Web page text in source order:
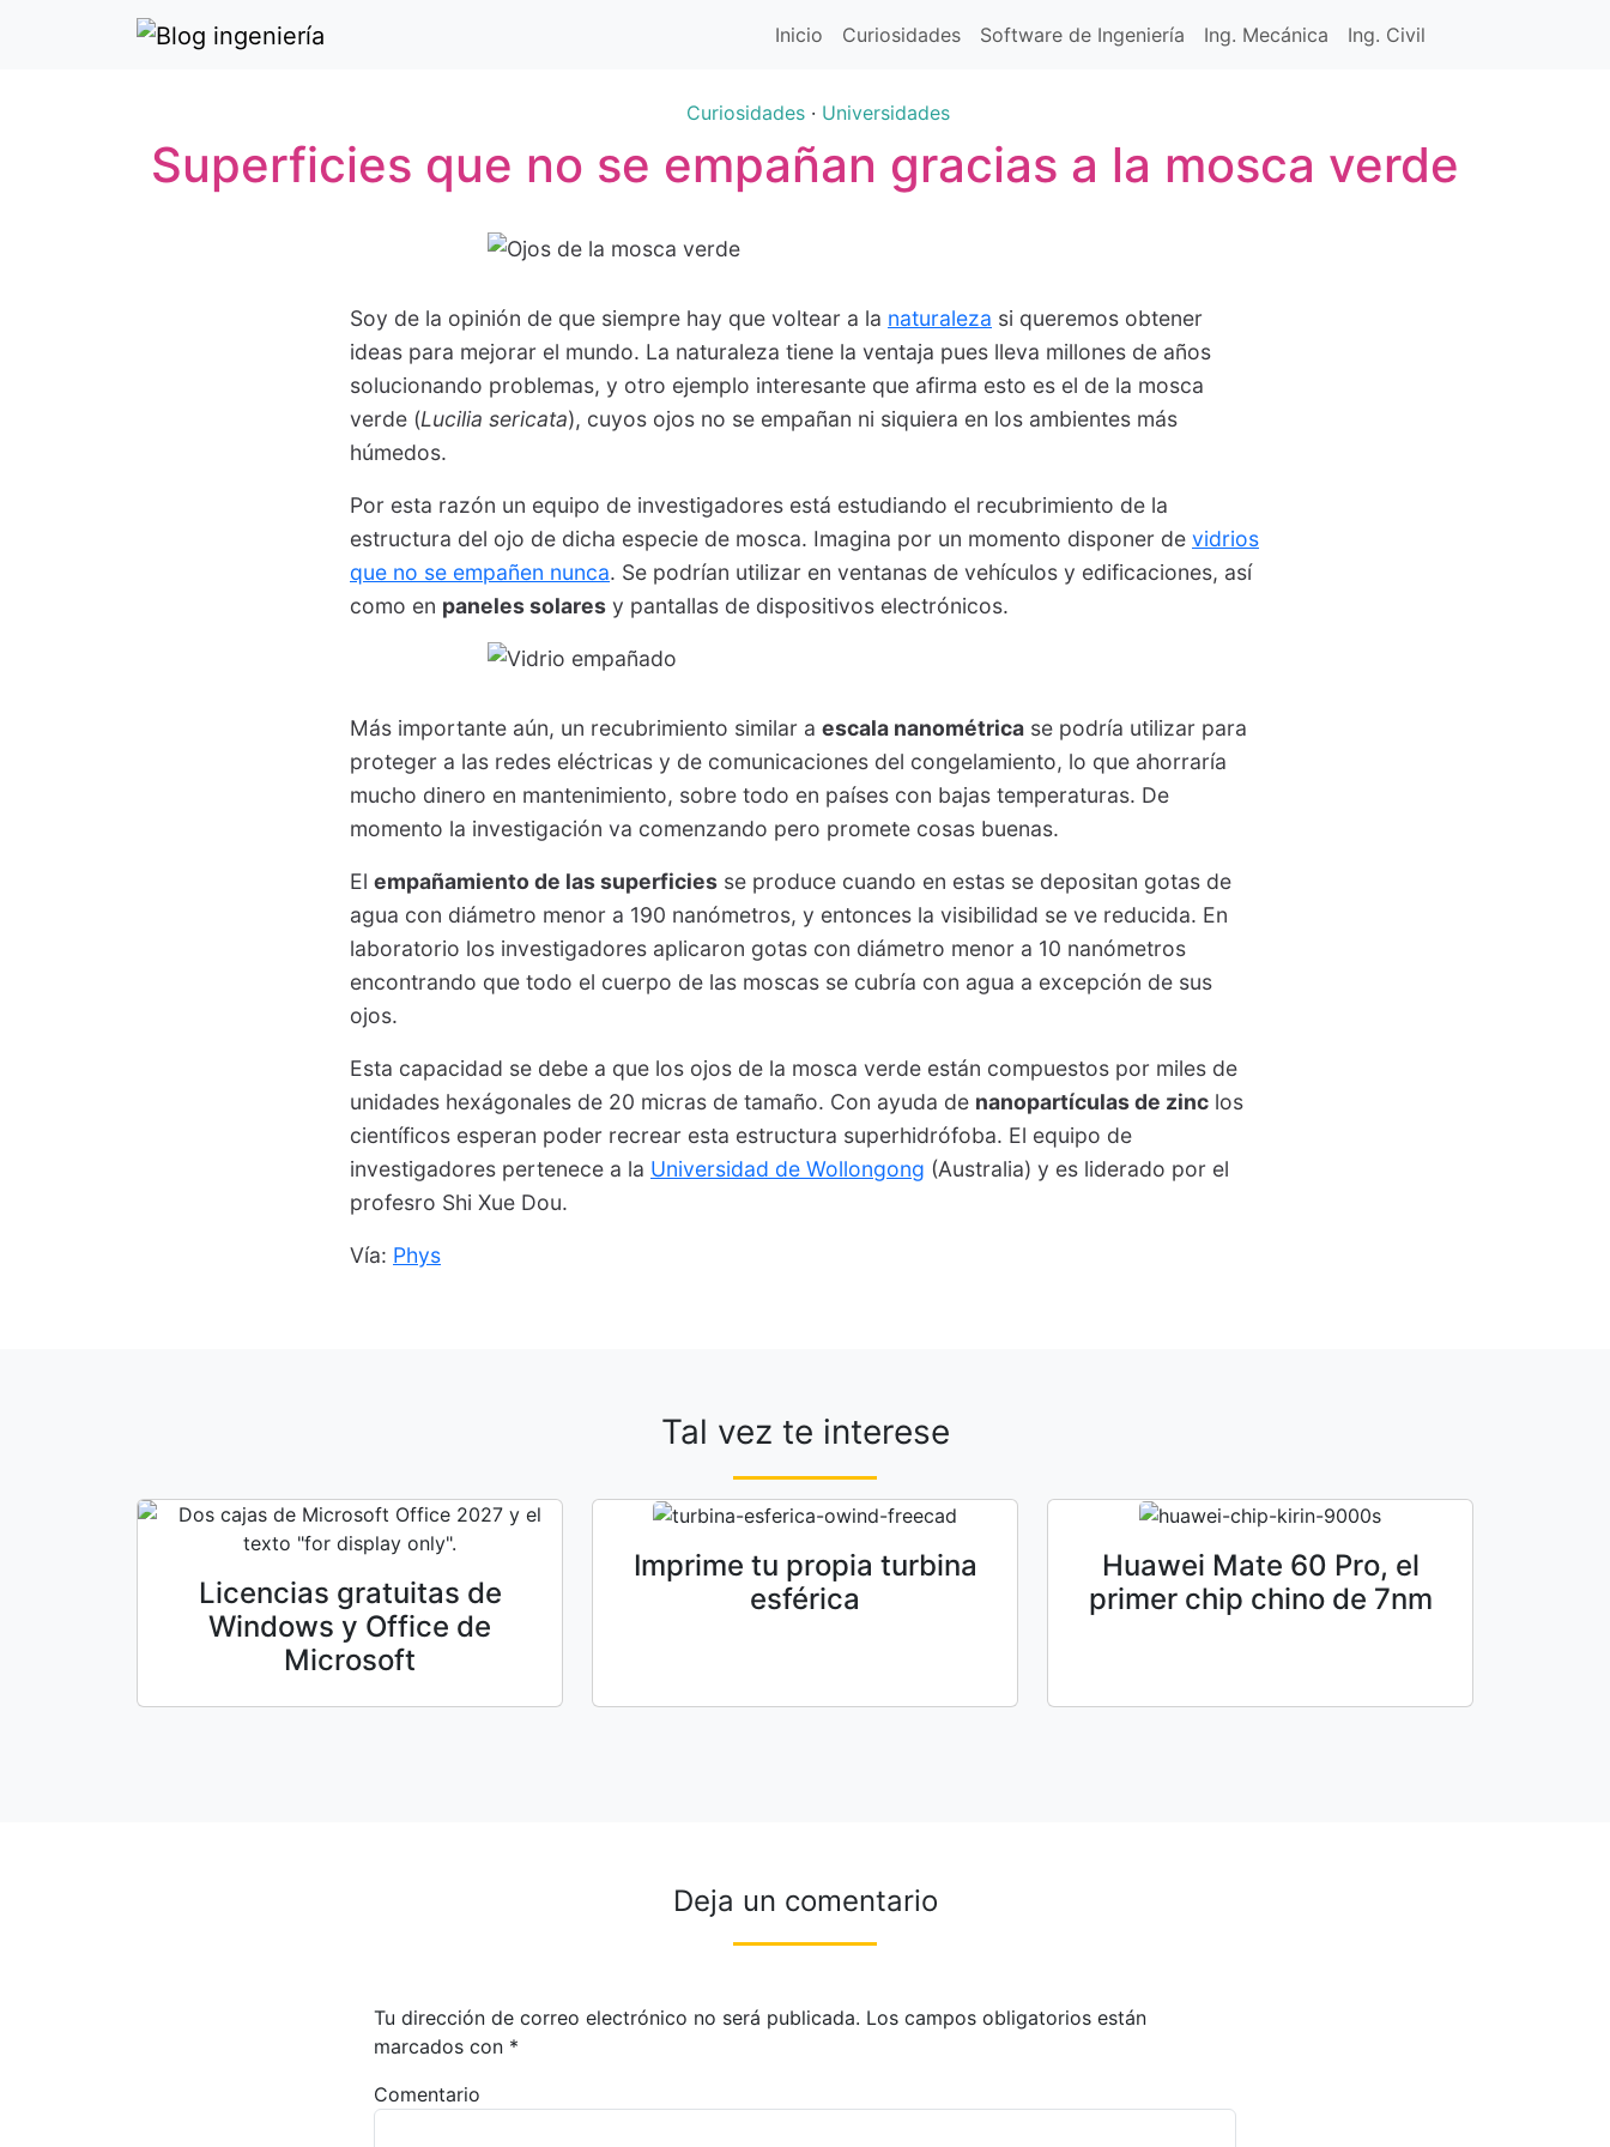
Inicio Curiosidades Software de Ingeniería Ing. Mecánica Ing. Civil
Curiosidades· Universidades
Superficies que no se empañan gracias a la mosca verde
Soy de la opinión de que siempre hay que voltear a la naturaleza si queremos obtener
ideas para mejorar el mundo. La naturaleza tiene la ventaja pues lleva millones de años
solucionando problemas, y otro ejemplo interesante que afirma esto es el de la mosca
verde (Lucilia sericata), cuyos ojos no se empañan ni siquiera en los ambientes más
húmedos.
Por esta razón un equipo de investigadores está estudiando el recubrimiento de la
estructura del ojo de dicha especie de mosca. Imagina por un momento disponer de vidrios
que no se empañen nunca. Se podrían utilizar en ventanas de vehículos y edificaciones, así
como en paneles solares y pantallas de dispositivos electrónicos.
Más importante aún, un recubrimiento similar a escala nanométrica se podría utilizar para
proteger a las redes eléctricas y de comunicaciones del congelamiento, lo que ahorraría
mucho dinero en mantenimiento, sobre todo en países con bajas temperaturas. De
momento la investigación va comenzando pero promete cosas buenas.
El empañamiento de las superficies se produce cuando en estas se depositan gotas de
agua con diámetro menor a 190 nanómetros, y entonces la visibilidad se ve reducida. En
laboratorio los investigadores aplicaron gotas con diámetro menor a 10 nanómetros
encontrando que todo el cuerpo de las moscas se cubría con agua a excepción de sus
ojos.
Esta capacidad se debe a que los ojos de la mosca verde están compuestos por miles de
unidades hexágonales de 20 micras de tamaño. Con ayuda de nanopartículas de zinc los
científicos esperan poder recrear esta estructura superhidrófoba. El equipo de
investigadores pertenece a la Universidad de Wollongong (Australia) y es liderado por el
profesro Shi Xue Dou.
Vía: Phys
Tal vez te interese
Licencias gratuitas de
Windows y Office de
Microsoft
Imprime tu propia turbina
esférica
Huawei Mate 60 Pro, el
primer chip chino de 7nm
Deja un comentario
Tu dirección de correo electrónico no será publicada. Los campos obligatorios están
marcados con *
Comentario